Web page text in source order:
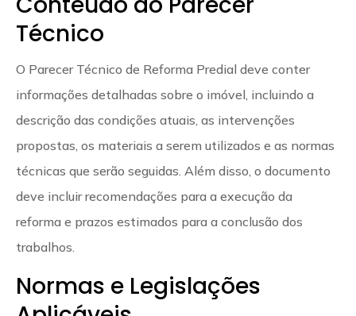
Técnico
O Parecer Técnico de Reforma Predial deve conter
informações detalhadas sobre o imóvel, incluindo a
descrição das condições atuais, as intervenções
propostas, os materiais a serem utilizados e as normas
técnicas que serão seguidas. Além disso, o documento
deve incluir recomendações para a execução da
reforma e prazos estimados para a conclusão dos
trabalhos.
Normas e Legislações